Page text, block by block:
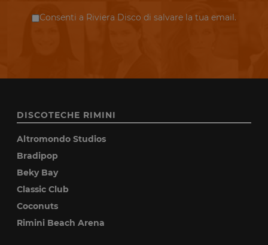
Consenti a Riviera Disco di salvare la tua email.
DISCOTECHE RIMINI
Altromondo Studios
Bradipop
Beky Bay
Classic Club
Coconuts
Rimini Beach Arena